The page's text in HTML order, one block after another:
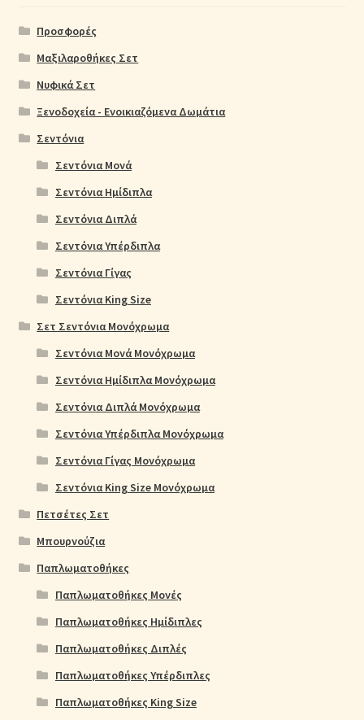
Προσφορές
Μαξιλαροθήκες Σετ
Νυφικά Σετ
Ξενοδοχεία - Ενοικιαζόμενα Δωμάτια
Σεντόνια
Σεντόνια Μονά
Σεντόνια Ημίδιπλα
Σεντόνια Διπλά
Σεντόνια Υπέρδιπλα
Σεντόνια Γίγας
Σεντόνια King Size
Σετ Σεντόνια Μονόχρωμα
Σεντόνια Μονά Μονόχρωμα
Σεντόνια Ημίδιπλα Μονόχρωμα
Σεντόνια Διπλά Μονόχρωμα
Σεντόνια Υπέρδιπλα Μονόχρωμα
Σεντόνια Γίγας Μονόχρωμα
Σεντόνια King Size Μονόχρωμα
Πετσέτες Σετ
Μπουρνούζια
Παπλωματοθήκες
Παπλωματοθήκες Μονές
Παπλωματοθήκες Ημίδιπλες
Παπλωματοθήκες Διπλές
Παπλωματοθήκες Υπέρδιπλες
Παπλωματοθήκες King Size